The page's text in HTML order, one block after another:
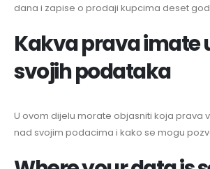
dana i zapise o prodaji kupcima deset
Kakva prava imate
svojih podataka
U ovom dijelu morate objasniti koja prava
nad svojim podacima i kako se mogu